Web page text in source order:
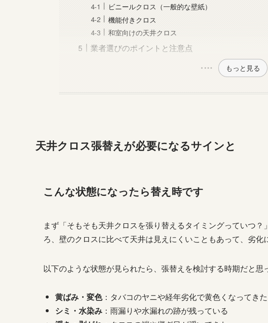
ビニールクロス（一般的な壁紙）
機能付きクロス
和室向けの天井クロス
業者選びのポイントと注意点
もっと見る
天井クロス張替えが必要になるサインと
こんな状態になったら替え時です
まず「そもそも天井クロスを張り替えるタイミングっていつ
ろ、壁のクロスに比べて天井は見えにくいこともあって、劣化
以下のような状態が見られたら、張替えを検討する時期だと思
黄ばみ・変色：タバコのヤニや経年劣化で黄色くなってきた
シミ・水染み ：雨漏りや水漏れの跡が残っている